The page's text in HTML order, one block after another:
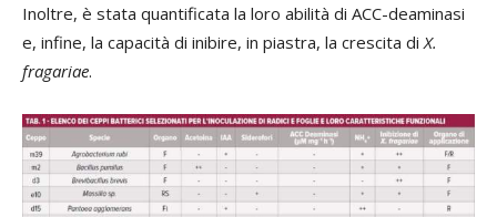
Inoltre, è stata quantificata la loro abilità di ACC-deaminasi
e, infine, la capacità di inibire, in piastra, la crescita di X.
fragariae.